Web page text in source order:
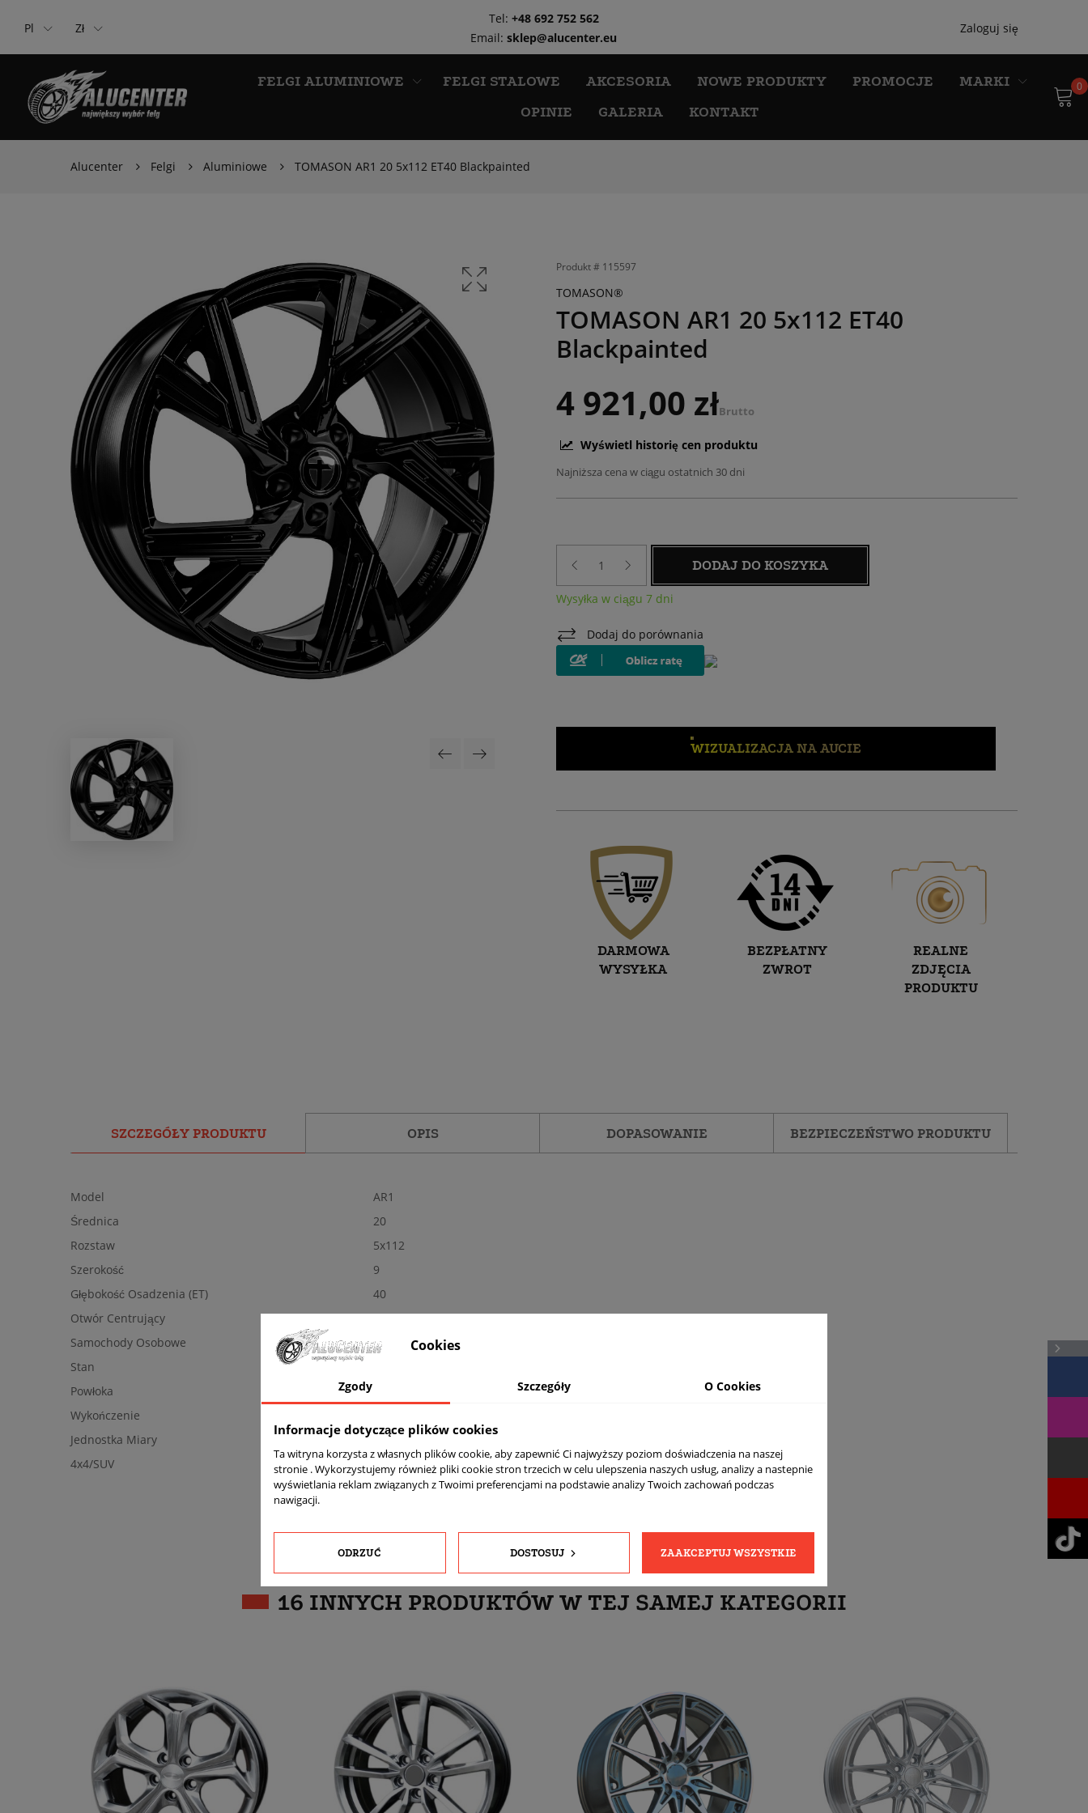
Pl Zł
Tel: +48 692 752 562
Email:sklep@alucenter.eu
Zaloguj się
FELGI ALUMINIOWE FELGI STALOWE AKCESORIA NOWE PRODUKTY PROMOCJE
MARKI
OPINIE
GALERIA KONTAKT
0
Alucenter Felgi Aluminiowe TOMASON AR1 20 5x112 ET40 Blackpainted
Produkt # 115597
TOMASON®
TOMASON AR1 20 5x112 ET40
Blackpainted
4 921,00 złBrutto
Wyświetl historię cen produktu
Najniższa cena w ciągu ostatnich 30 dni
DODAJ DO KOSZYKA
Wysyłka w ciągu 7 dni
Dodaj do porównania
WIZUALIZACJA NA AUCIE
DARMOWA
WYSYŁKA
BEZPŁATNY
ZWROT
REALNE
ZDJĘCIA
PRODUKTU
SZCZEGÓŁY PRODUKTU OPIS DOPASOWANIE BEZPIECZEŃSTWO PRODUKTU
Model
AR1
Średnica
20
Rozstaw
5x112
Szerokość
9
Głębokość Osadzenia (ET)
40
Otwór Centrujący
66,6
Samochody Osobowe
Tak
Stan
Powłoka
Wykończenie
Jednostka Miary
komplet (4 sztuki)
4x4/SUV
Tak
16 INNYCH PRODUKTÓW W TEJ SAMEJ KATEGORII
Cookies
Zgody Szczegóły O Cookies
Informacje dotyczące plików cookies
Ta witryna korzysta z własnych plików cookie, aby zapewnić Ci najwyższy poziom doświadczenia na naszej
stronie . Wykorzystujemy również pliki cookie stron trzecich w celu ulepszenia naszych usług, analizy a nastepnie
wyświetlania reklam związanych z Twoimi preferencjami na podstawie analizy Twoich zachowań podczas
nawigacji.
ODRZUĆ DOSTOSUJ ZAAKCEPTUJ WSZYSTKIE